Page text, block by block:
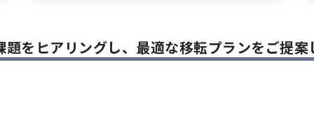
をヒアリングし、 最適な移転プランをご提案